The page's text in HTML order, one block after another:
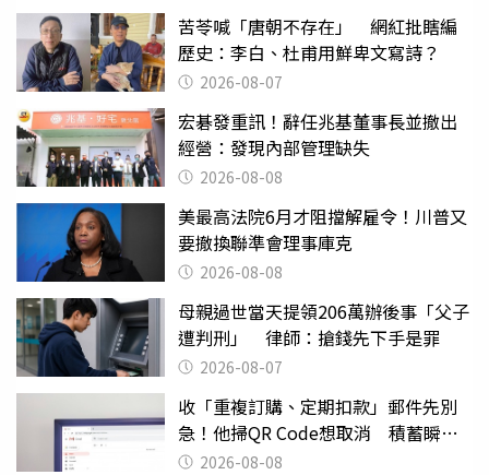
苦苓喊「唐朝不存在」 網紅批瞎編
歷史：李白、杜甫用鮮卑文寫詩？
2026-08-07
宏碁發重訊！辭任兆基董事長並撤出
經營：發現內部管理缺失
2026-08-08
美最高法院6月才阻擋解雇令！川普又
要撤換聯準會理事庫克
2026-08-08
母親過世當天提領206萬辦後事「父子
遭判刑」 律師：搶錢先下手是罪
2026-08-07
收「重複訂購、定期扣款」郵件先別
急！他掃QR Code想取消 積蓄瞬間
蒸發2026-08-08